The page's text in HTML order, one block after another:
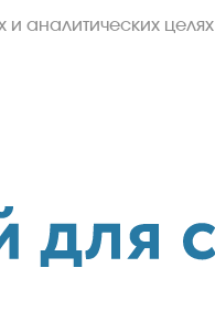
аналитических целях